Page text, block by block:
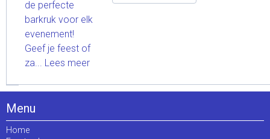
de perfecte
barkruk voor elk
evenement!
Geef je feest of
za... Lees meer
Menu
Home